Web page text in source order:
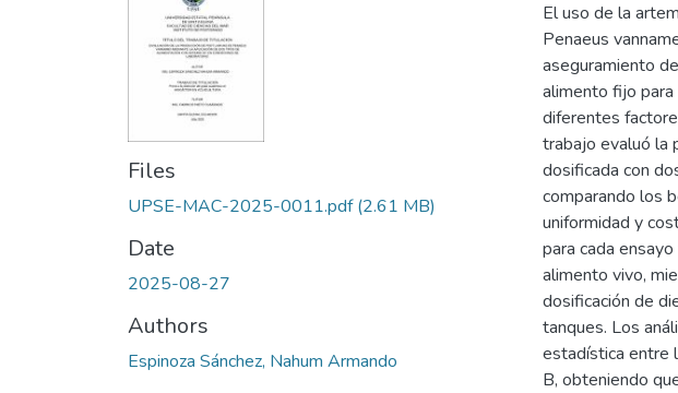
Files
UPSE-MAC-2025-0011.pdf(2.61 MB)
Date
2025-08-27
Authors
Espinoza Sánchez, Nahum Armando
El uso de la
Penaeus
aseguramiento
alimento fijo
diferentes
trabajo evaluó la
dosificada con
comparando los
uniformidad y
para cada
alimento vivo,
dosificación de
tanques. Los
estadística entre
B, obteniendo